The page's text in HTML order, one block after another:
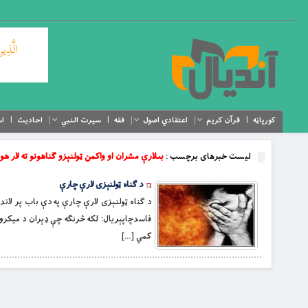
کورپاڼه قرآن کریم اعتقادي اصول فقه سیرت النبي احادیث
لیست خبرهای برچسب :بىلارې مشران او واکمن ټولنېزو ګناهونو ته لار
د ګناه ټولنېزى لارې چارې
فاسدچاپېريال: لکه څرنګه چې ډېران د
کمي […]